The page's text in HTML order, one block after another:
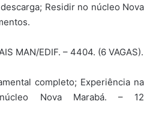
Residir no núcleo Nova
MAN/EDIF. – 4404. (6 VAGAS).
completo; Experiência na
Nova Marabá. – 12